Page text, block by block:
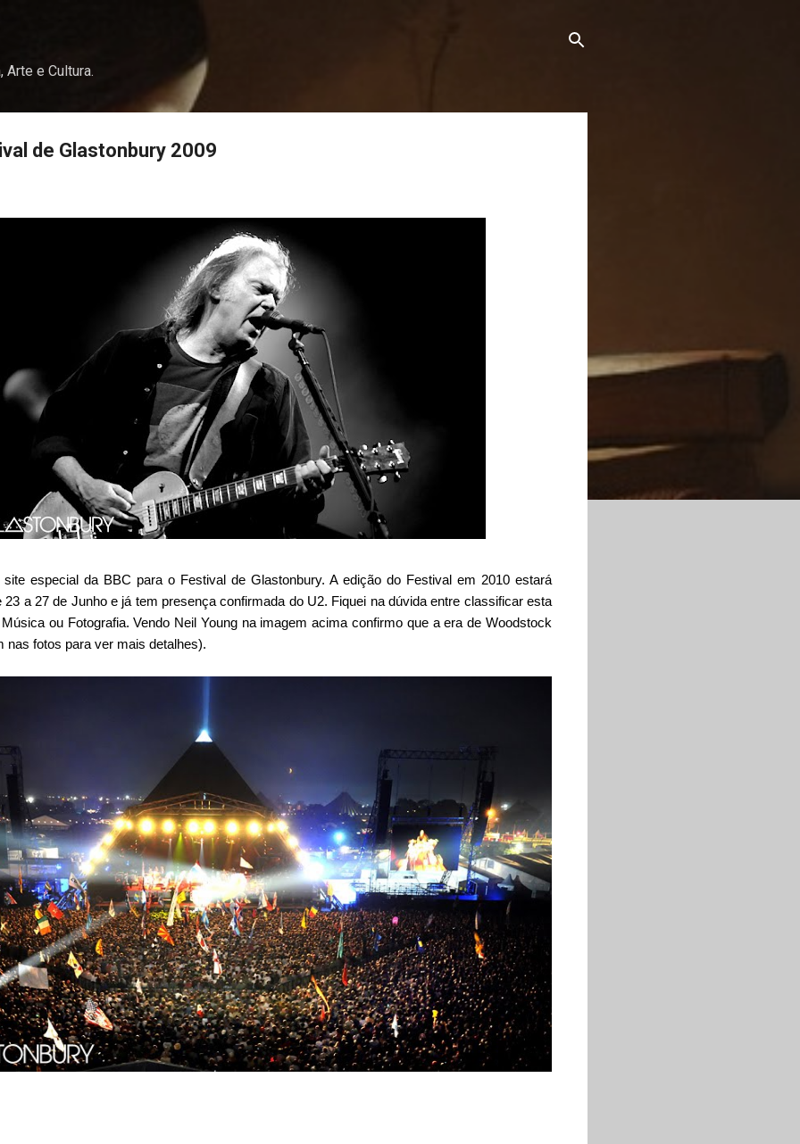
Arte e Cultura.
de Glastonbury 2009
especial da BBC para o Festival de Glastonbury. A edição do Festival em 2010 estará
a 27 de Junho e já tem presença confirmada do U2. Fiquei na dúvida entre classificar esta
ou Fotografia. Vendo Neil Young na imagem acima confirmo que a era de Woodstock
nas fotos para ver mais detalhes).